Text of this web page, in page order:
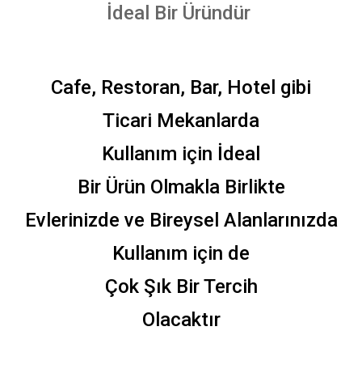
İdeal Bir Üründür
Cafe, Restoran, Bar, Hotel gibi
Ticari Mekanlarda
Kullanım için İdeal
Bir Ürün Olmakla Birlikte
Evlerinizde ve Bireysel Alanlarınızda
Kullanım için de
Çok Şık Bir Tercih
Olacaktır